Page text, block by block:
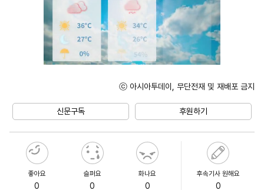
ⓒ 아시아투데이, 무단전재 및 재배포 금지
신문구독 후원하기
좋아요
0
슬퍼요
0
화나요
0
후속기사 원해요
0